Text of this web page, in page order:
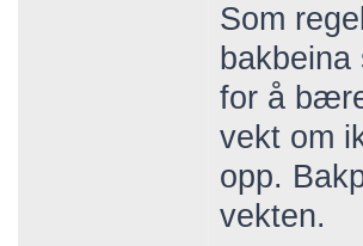
Som
for å
vekt om
opp.
vekten.